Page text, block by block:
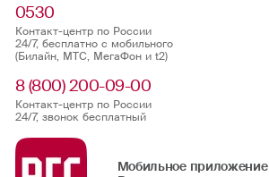
0530
Контакт-центр по России
24/7, бесплатно с мобильного
(Билайн, МТС, МегаФон и t2)
8 (800) 200-09-00
Контакт-центр по России
24/7, звонок бесплатный
Мобильное приложение